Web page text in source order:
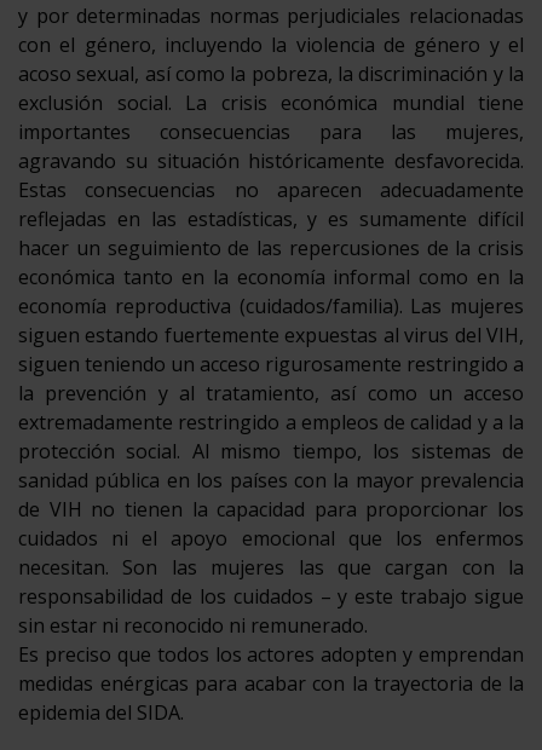
y por determinadas normas perjudiciales relacionadas
con el género, incluyendo la violencia de género y el
acoso sexual, así como la pobreza, la discriminación y la
exclusión social. La crisis económica mundial tiene
importantes consecuencias para las mujeres,
agravando su situación históricamente desfavorecida.
Estas consecuencias no aparecen adecuadamente
reflejadas en las estadísticas, y es sumamente difícil
hacer un seguimiento de las repercusiones de la crisis
económica tanto en la economía informal como en la
economía reproductiva (cuidados/familia). Las mujeres
siguen estando fuertemente expuestas al virus del VIH,
siguen teniendo un acceso rigurosamente restringido a
la prevención y al tratamiento, así como un acceso
extremadamente restringido a empleos de calidad y a la
protección social. Al mismo tiempo, los sistemas de
sanidad pública en los países con la mayor prevalencia
de VIH no tienen la capacidad para proporcionar los
cuidados ni el apoyo emocional que los enfermos
necesitan. Son las mujeres las que cargan con la
responsabilidad de los cuidados – y este trabajo sigue
sin estar ni reconocido ni remunerado.
Es preciso que todos los actores adopten y emprendan
medidas enérgicas para acabar con la trayectoria de la
epidemia del SIDA.